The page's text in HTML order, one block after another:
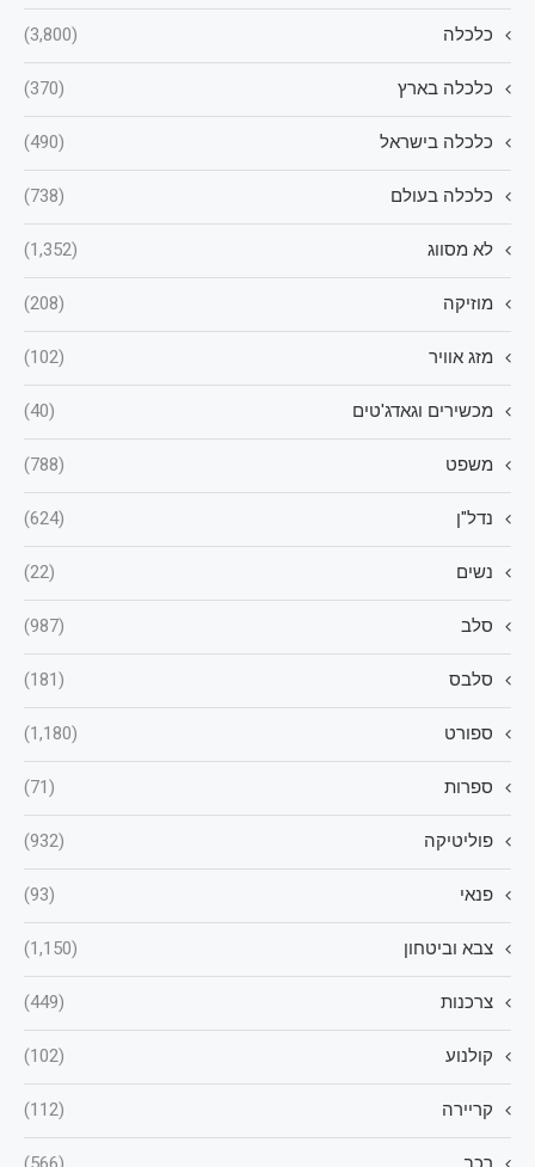
כלכלה (3,800)
כלכלה בארץ (370)
כלכלה בישראל (490)
כלכלה בעולם (738)
לא מסווג (1,352)
מוזיקה (208)
מזג אוויר (102)
מכשירים וגאדג'טים (40)
משפט (788)
נדל"ן (624)
נשים (22)
סלב (987)
סלבס (181)
ספורט (1,180)
ספרות (71)
פוליטיקה (932)
פנאי (93)
צבא וביטחון (1,150)
צרכנות (449)
קולנוע (102)
קריירה (112)